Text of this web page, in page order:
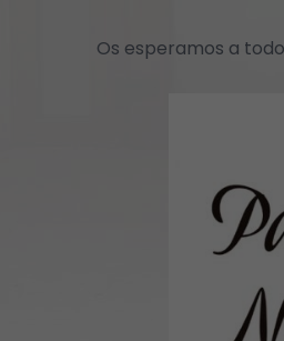
Os esperamos a